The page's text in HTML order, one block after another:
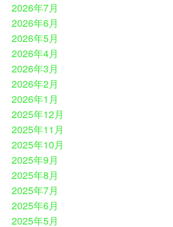
2026年7月
2026年6月
2026年5月
2026年4月
2026年3月
2026年2月
2026年1月
2025年12月
2025年11月
2025年10月
2025年9月
2025年8月
2025年7月
2025年6月
2025年5月